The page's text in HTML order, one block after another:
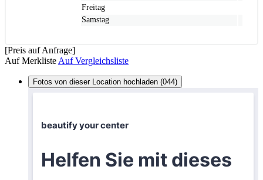
Freitag
Samstag
[Preis auf Anfrage]
Auf Merkliste Auf Vergleichsliste
Fotos von dieser Location hochladen (044)